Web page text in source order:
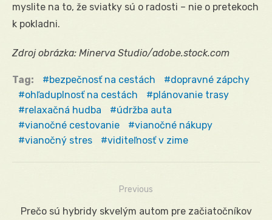
myslite na to, že sviatky sú o radosti – nie o pretekoch
k pokladni.
Zdroj obrázka: Minerva Studio/adobe.stock.com
Tag: bezpečnosť na cestách
dopravné zápchy
ohľaduplnosť na cestách
plánovanie trasy
relaxačná hudba
údržba auta
vianočné cestovanie
vianočné nákupy
vianočný stres
viditeľnosť v zime
Navigácia
Previous
Previous
Prečo sú hybridy skvelým autom pre začiatočníkov